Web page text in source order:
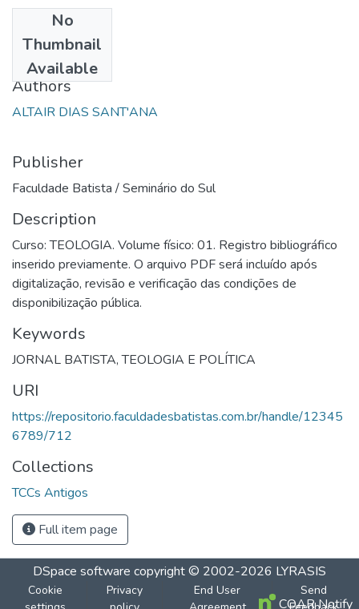
No
Thumbnail
Available
1985
Authors
ALTAIR DIAS SANT'ANA
Publisher
Faculdade Batista / Seminário do Sul
Description
Curso: TEOLOGIA. Volume físico: 01. Registro bibliográfico
inserido previamente. O arquivo PDF será incluído após
digitalização, revisão e verificação das condições de
disponibilização pública.
Keywords
JORNAL BATISTA,TEOLOGIA E POLÍTICA
URI
https://repositorio.faculdadesbatistas.com.br/handle/12345
6789/712
Collections
TCCs Antigos
Full item page
DSpace software copyright © 2002-2026 LYRASIS
Cookie
Privacy
End User
Send
COAR Notify